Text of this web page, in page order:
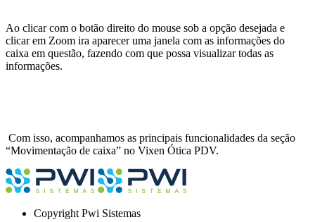
Ao clicar com o botão direito do mouse sob a opção desejada e
clicar em Zoom ira aparecer uma janela com as informações do
caixa em questão, fazendo com que possa visualizar todas as
informações.
Com isso, acompanhamos as principais funcionalidades da seção
“Movimentação de caixa” no Vixen Ótica PDV.
Copyright Pwi Sistemas